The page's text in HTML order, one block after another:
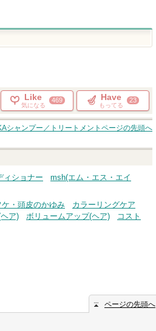
Like
気になる
469 Have
もってる
23
シャンプー／トリートメント ページの先頭へ
ィショナー
msh(エム・エス・エイ
ケ・頭皮のかゆみ
カラーリングケア
ア) ボリュームアップ(ヘア)
コスト
ページの先頭へ